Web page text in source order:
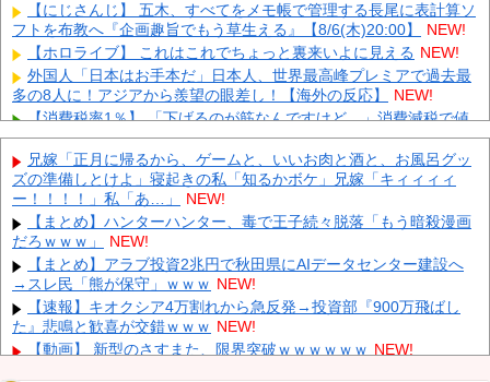
【にじさんじ】 五木、すべてをメモ帳で管理する長尾に表計算ソ
フトを布教へ『企画趣旨でもう草生える』【8/6(木)20:00】
NEW!
【ホロライブ】 これはこれでちょっと裏来いよに見える NEW!
外国人「日本はお手本だ」日本人、世界最高峰プレミアで過去最
多の8人に！アジアから羨望の眼差し！【海外の反応】
NEW!
【消費税率1％】 「下げるのが筋なんですけど…」消費減税で値
下がりする分と同じだけ商品を値上げして店頭価格を変えない店も
NEW!
中国「大洪水！」中国ダム「決壊」地元民「公式発表より死者多
い！」中国政府「住民拘束！（安否不明」中国当局「救助隊動画も
削除」台風13号「三峡ダム接近中」→ NEW!
「中国人ってこんなに嫌われているの？」日本生活9年目で明か
す本心！ NEW!
韓国人の対日好感度が過去最高に、「ノージャパン」は終わっ
た？＝ネット「中国より100倍いい」 NEW!
【朗報】 消費減税、閣議決定 来年4月から2年間1％に
兄嫁「正月に帰るから、ゲームと、いいお肉と酒と、お風呂グッ
ズの準備しとけよ」寝起きの私「知るかボケ」兄嫁「キィィィィ
ー！！！！」私「あ…」
NEW!
【まとめ】ハンターハンター、毒で王子続々脱落「もう暗殺漫画
だろｗｗｗ」
NEW!
【まとめ】アラブ投資2兆円で秋田県にAIデータセンター建設へ
→スレ民「熊が保守」ｗｗｗ NEW!
【速報】キオクシア4万割れから急反発→投資部『900万飛ばし
た』悲鳴と歓喜が交錯ｗｗｗ NEW!
【動画】 新型のさすまた、限界突破ｗｗｗｗｗｗ NEW!